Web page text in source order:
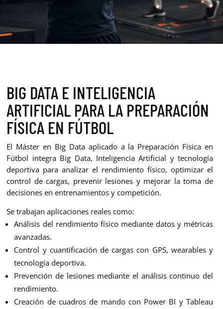
BIG DATA E INTELIGENCIA
ARTIFICIAL PARA LA PREPARACIÓN
FÍSICA EN FÚTBOL
El Máster en Big Data aplicado a la Preparación Física en
Fútbol integra Big Data, Inteligencia Artificial y tecnología
deportiva para analizar el rendimiento físico, optimizar el
control de cargas, prevenir lesiones y mejorar la toma de
decisiones en entrenamientos y competición.
Se trabajan aplicaciones reales como:
Análisis del rendimiento físico mediante datos y métricas
avanzadas.
Control y cuantificación de cargas con GPS, wearables y
tecnología deportiva.
Prevención de lesiones mediante el análisis continuo del
rendimiento.
Creación de cuadros de mando con Power BI y Tableau